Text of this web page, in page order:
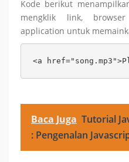
Kode berikut
mengklik link,
application untuk
<a
Baca Juga Tutorial
: Pengenalan